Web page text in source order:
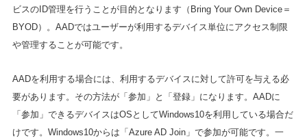
ビスのID管理を行うことが目的となります（Bring Your Own Device＝
BYOD）。AADではユーザーが利用するデバイス単位にアクセス制限
や管理することが可能です。
AADを利用する場合には、利用するデバイスに対して許可を与える必
要があります。その方法が「参加」と「登録」になります。AADに
「参加」できるデバイスはOSとしてWindows10を利用している場合だ
けです。Windows10からは「Azure AD Join」で参加が可能です。一